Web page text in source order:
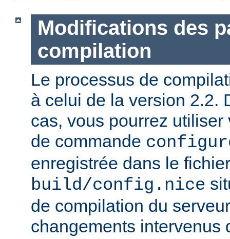
Modifications des
compilation
Le processus de
à celui de la version 2.2.
cas, vous pourrez
de commande
enregistrée dans le fichier
build/config.nice
de compilation du
changements intervenus